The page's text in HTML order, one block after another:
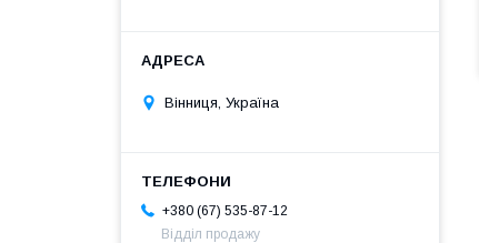
Вінниця, Україна
+380 (67) 535-87-12
Відділ продажу